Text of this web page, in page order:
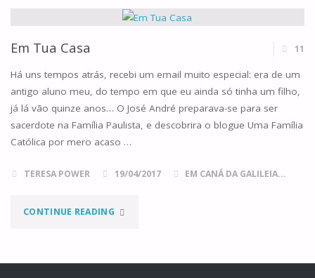
Em Tua Casa 11
Há uns tempos atrás, recebi um email muito especial: era de um
antigo aluno meu, do tempo em que eu ainda só tinha um filho,
já lá vão quinze anos… O José André preparava-se para ser
sacerdote na Família Paulista, e descobrira o blogue Uma Família
Católica por mero acaso …
TERESA POWER 19/04/2017 EM CANÁ DA GALILEIA...
CONTINUE READING"EM
CASA"